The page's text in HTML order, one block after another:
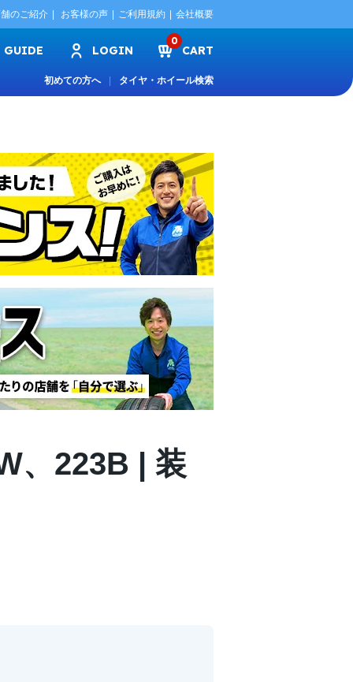
のご紹介 お客様の声 ご利用規約 会社概要
GUIDE LOGIN
0
CART
初めての方へ タイヤ・ホイール検索
、223B | 装